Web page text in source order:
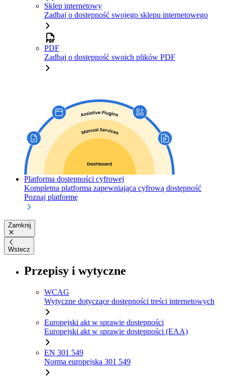
Sklep internetowy
Zadbaj o dostępność swojego sklepu internetowego
PDF
Zadbaj o dostępność swoich plików PDF
Platforma dostępności cyfrowej
Kompletna platforma zapewniająca cyfrową dostępność
Poznaj platformę
Zamknij
Wstecz
Przepisy i wytyczne
WCAG
Wytyczne dotyczące dostępności treści internetowych
Europejski akt w sprawie dostępności
Europejski akt w sprawie dostępności (EAA)
EN 301 549
Norma europejska 301 549